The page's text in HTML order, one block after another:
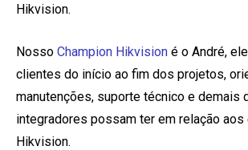
Hikvision.
Nosso Champion Hikvision é o André,
clientes do início ao fim dos projetos,
manutenções, suporte técnico e demais
integradores possam ter em relação aos
Hikvision.